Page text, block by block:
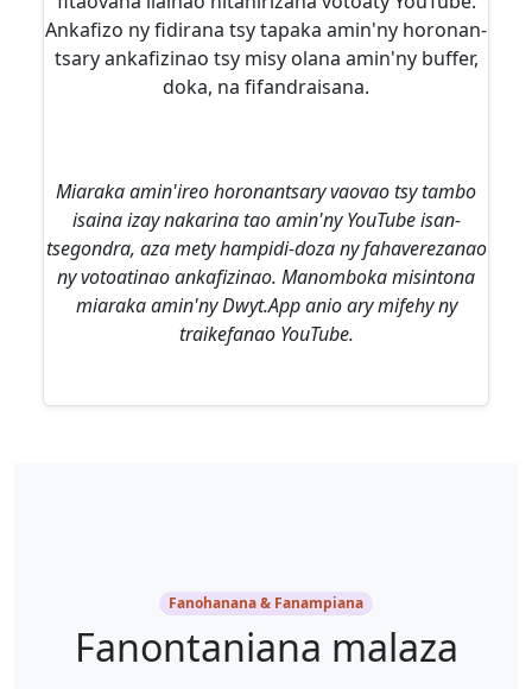
Ankafizo ny fidirana tsy tapaka amin'ny horonan-
tsary ankafizinao tsy misy olana amin'ny buffer,
doka, na fifandraisana.
Miaraka amin'ireo horonantsary vaovao tsy tambo
isaina izay nakarina tao amin'ny YouTube isan-
tsegondra, aza mety hampidi-doza ny fahaverezanao
ny votoatinao ankafizinao. Manomboka misintona
miaraka amin'ny Dwyt.App anio ary mifehy ny
traikefanao YouTube.
Fanohanana & Fanampiana
Fanontaniana malaza